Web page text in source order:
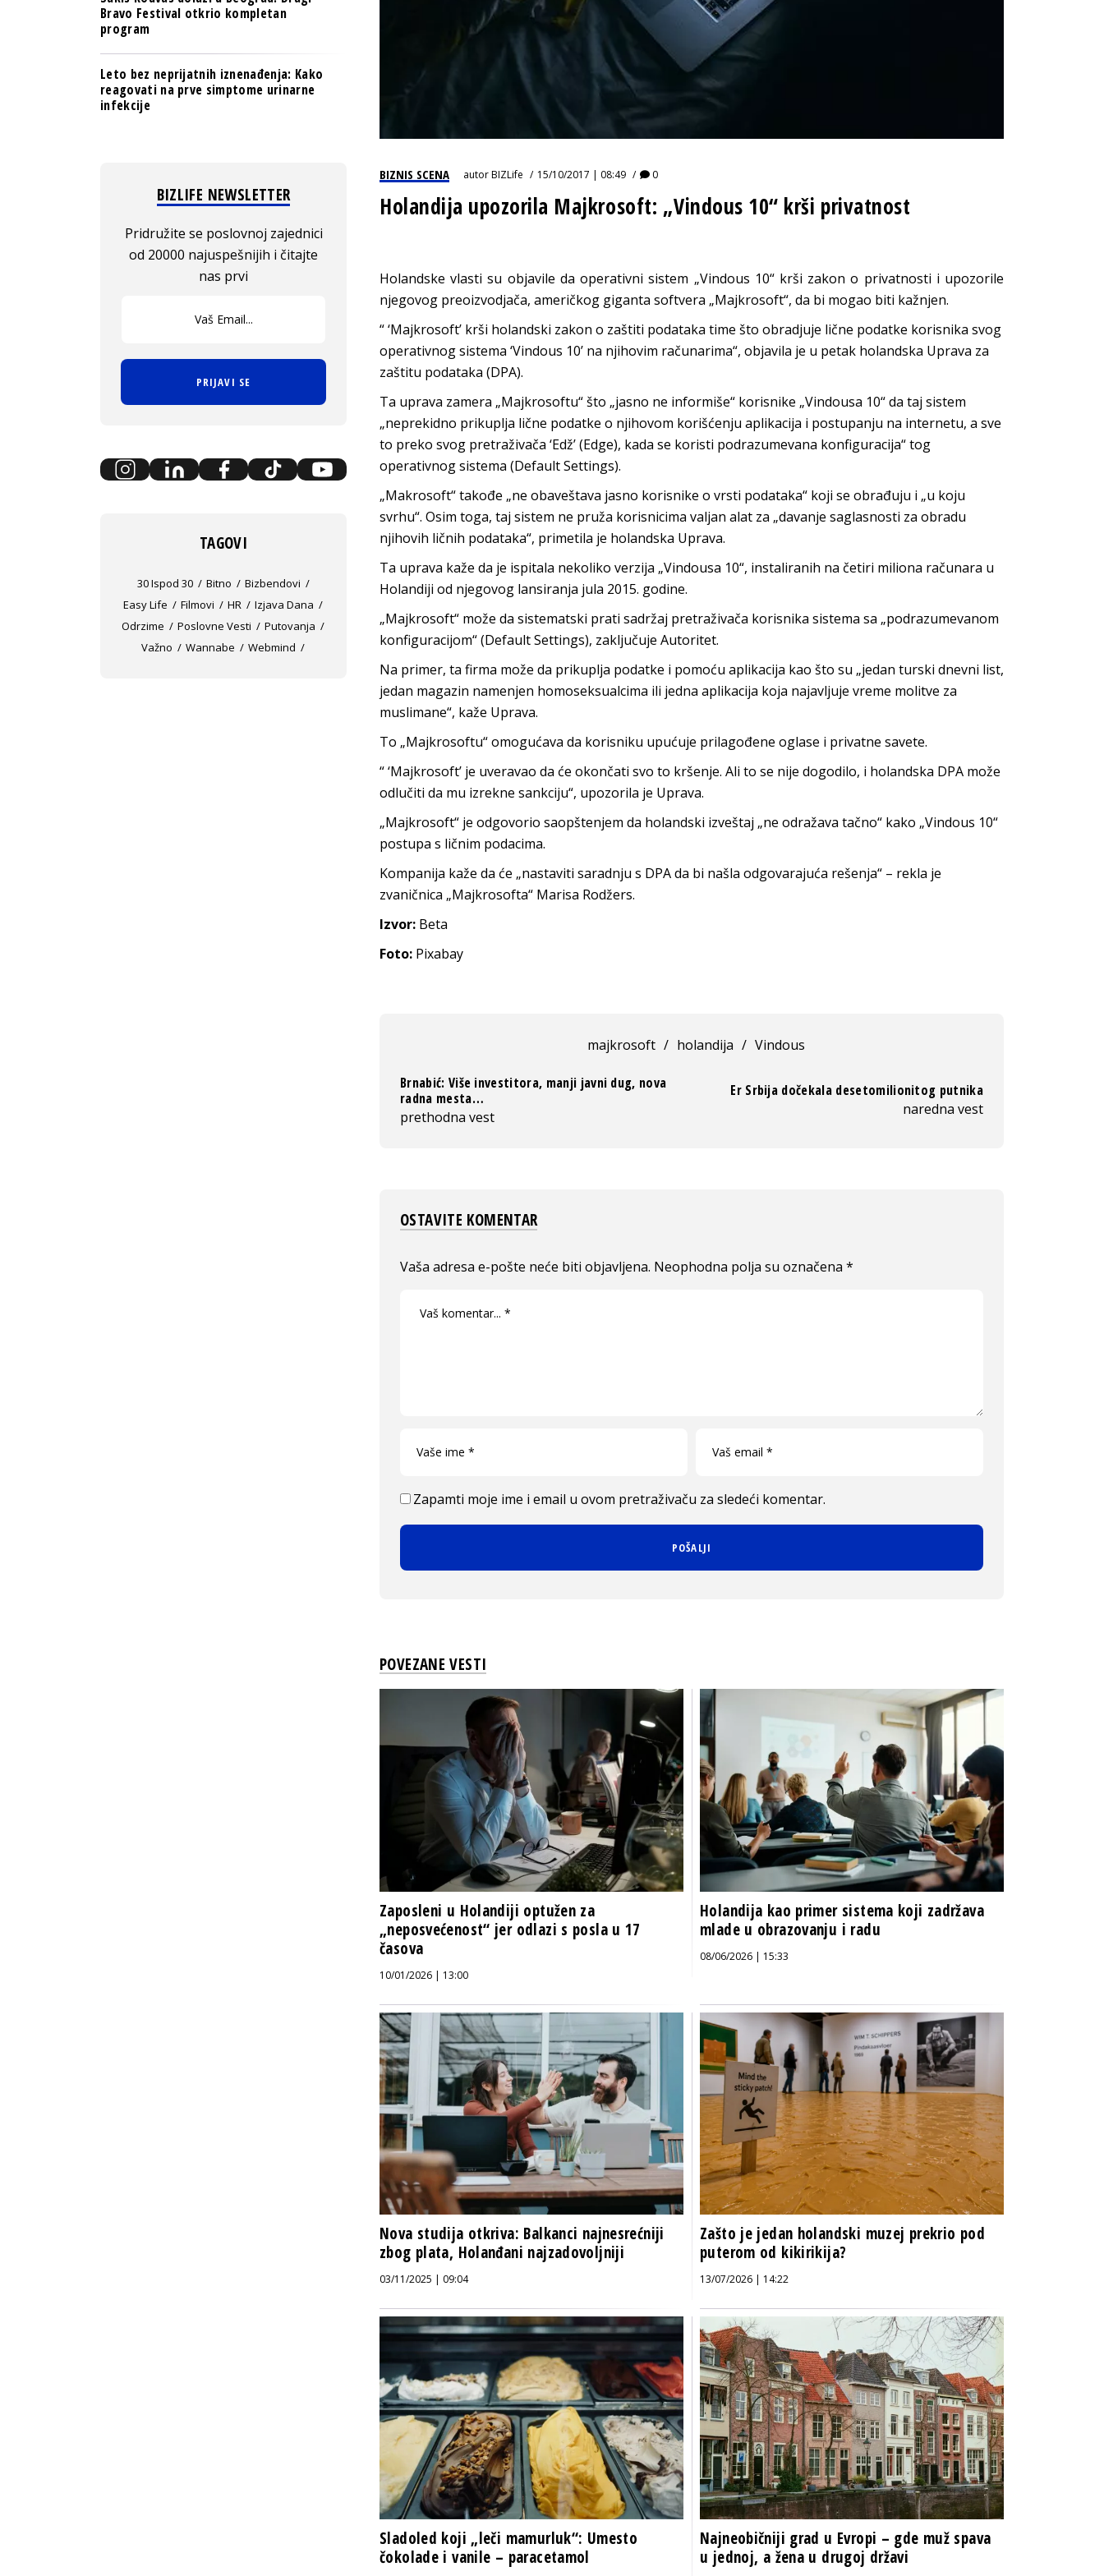
BIZNIS SCENA autorBIZLife 15/10/2017 | 08:49 0
Holandija upozorila Majkrosoft: „Vindous 10“ krši privatnost
Holandske vlasti su objavile da operativni sistem „Vindous 10“ krši zakon o privatnosti i upozorile
njegovog preoizvodjača, američkog giganta softvera „Majkrosoft“, da bi mogao biti kažnjen.
“ ‘Majkrosoft’ krši holandski zakon o zaštiti podataka time što obradjuje lične podatke korisnika svog
operativnog sistema ‘Vindous 10’ na njihovim računarima“, objavila je u petak holandska Uprava za
zaštitu podataka (DPA).
Ta uprava zamera „Majkrosoftu“ što „jasno ne informiše“ korisnike „Vindousa 10“ da taj sistem
„neprekidno prikuplja lične podatke o njihovom korišćenju aplikacija i postupanju na internetu, a sve
to preko svog pretraživača ‘Edž’ (Edge), kada se koristi podrazumevana konfiguracija“ tog
operativnog sistema (Default Settings).
„Makrosoft“ takođe „ne obaveštava jasno korisnike o vrsti podataka“ koji se obrađuju i „u koju
svrhu“. Osim toga, taj sistem ne pruža korisnicima valjan alat za „davanje saglasnosti za obradu
njihovih ličnih podataka“, primetila je holandska Uprava.
Ta uprava kaže da je ispitala nekoliko verzija „Vindousa 10“, instaliranih na četiri miliona računara u
Holandiji od njegovog lansiranja jula 2015. godine.
„Majkrosoft“ može da sistematski prati sadržaj pretraživača korisnika sistema sa „podrazumevanom
konfiguracijom“ (Default Settings), zaključuje Autoritet.
Na primer, ta firma može da prikuplja podatke i pomoću aplikacija kao što su „jedan turski dnevni list,
jedan magazin namenjen homoseksualcima ili jedna aplikacija koja najavljuje vreme molitve za
muslimane“, kaže Uprava.
To „Majkrosoftu“ omogućava da korisniku upućuje prilagođene oglase i privatne savete.
“ ‘Majkrosoft’ je uveravao da će okončati svo to kršenje. Ali to se nije dogodilo, i holandska DPA može
odlučiti da mu izrekne sankciju“, upozorila je Uprava.
„Majkrosoft“ je odgovorio saopštenjem da holandski izveštaj „ne odražava tačno“ kako „Vindous 10“
postupa s ličnim podacima.
Kompanija kaže da će „nastaviti saradnju s DPA da bi našla odgovarajuća rešenja“ – rekla je
zvaničnica „Majkrosofta“ Marisa Rodžers.
Izvor: Beta
Foto: Pixabay
majkrosoft / holandija / Vindous
Brnabić: Više investitora, manji javni dug, nova
radna mesta…
prethodna vest
Er Srbija dočekala desetomilionitog putnika
naredna vest
OSTAVITE KOMENTAR
Vaša adresa e-pošte neće biti objavljena. Neophodna polja su označena *
Zapamti moje ime i email u ovom pretraživaču za sledeći komentar.
POVEZANE VESTI
Zaposleni u Holandiji optužen za
„neposvećenost“ jer odlazi s posla u 17
časova
10/01/2026 | 13:00
Holandija kao primer sistema koji zadržava
mlade u obrazovanju i radu
08/06/2026 | 15:33
Nova studija otkriva: Balkanci najnesrećniji
zbog plata, Holanđani najzadovoljniji
03/11/2025 | 09:04
Zašto je jedan holandski muzej prekrio pod
puterom od kikirikija?
13/07/2026 | 14:22
Sladoled koji „leči mamurluk“: Umesto
čokolade i vanile – paracetamol
Najneobičniji grad u Evropi – gde muž spava
u jednoj, a žena u drugoj državi
Bravo Festival otkrio kompletan
program
Leto bez neprijatnih iznenađenja: Kako
reagovati na prve simptome urinarne
infekcije
BIZLIFE NEWSLETTER
Pridružite se poslovnoj zajednici
od 20000 najuspešnijih i čitajte
nas prvi
PRIJAVI SE
TAGOVI
30 Ispod 30 Bitno
Bizbendovi
Easy Life
Filmovi HR
Izjava Dana
Odrzime
Poslovne Vesti
Putovanja
Važno
Wannabe Webmind